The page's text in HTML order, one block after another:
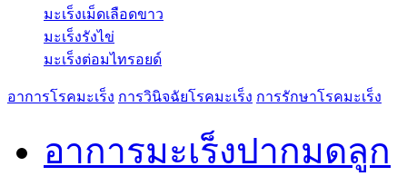
มะเร็งเม็ดเลือดขาว
มะเร็งรังไข่
มะเร็งต่อมไทรอยด์
อาการโรคมะเร็ง การวินิจฉัยโรคมะเร็ง การรักษาโรคมะเร็ง
อาการมะเร็งปากมดลูก